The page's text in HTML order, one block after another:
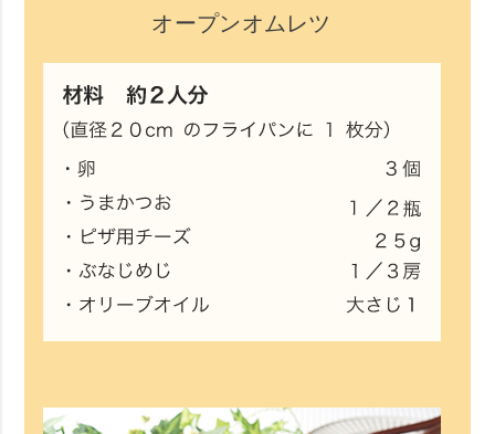
オープンオムレツ